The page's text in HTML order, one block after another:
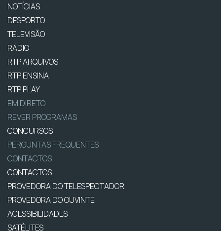
NOTÍCIAS
DESPORTO
TELEVISÃO
RÁDIO
RTP ARQUIVOS
RTP ENSINA
RTP PLAY
EM DIRETO
REVER PROGRAMAS
CONCURSOS
PERGUNTAS FREQUENTES
CONTACTOS
CONTACTOS
PROVEDORA DO TELESPECTADOR
PROVEDORA DO OUVINTE
ACESSIBILIDADES
SATÉLITES